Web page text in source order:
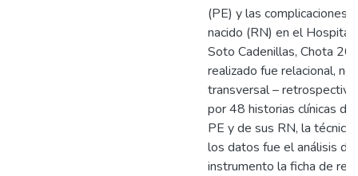
(PE) y las complicaciones
nacido (RN) en el Hospital
Soto Cadenillas, Chota
realizado fue relacional,
transversal –
por 48 historias clínicas
PE y de sus RN, la técnica
los datos fue el análisis
instrumento la ficha de